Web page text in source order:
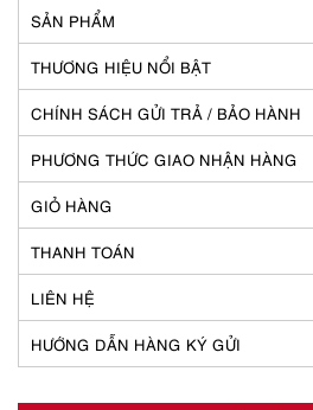
SẢN PHẨM
THƯƠNG HIỆU NỔI BẬT
CHÍNH SÁCH GỬI TRẢ / BẢO HÀNH
PHƯƠNG THỨC GIAO NHẬN HÀNG
GIỎ HÀNG
THANH TOÁN
LIÊN HỆ
HƯỚNG DẪN HÀNG KÝ GỬI